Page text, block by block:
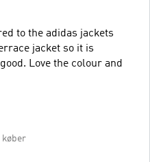
to the adidas jackets
jacket so it is
Love the colour and
køber